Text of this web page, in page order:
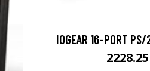
IOGEAR 16-PORT PS/